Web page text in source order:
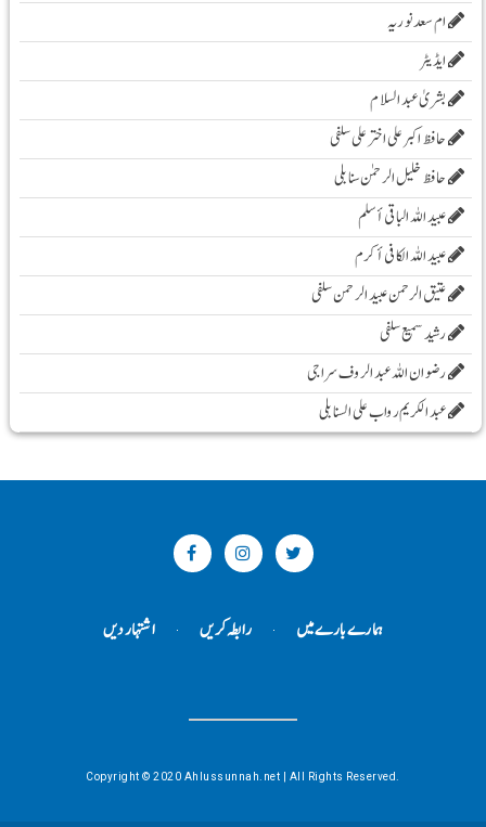
ام سعدنوریہ
ایڈیٹر
بشریٰ عبد السلام
حافظ اکبر علی اخترعلی سلفی
حافظ خلیل الرحمٰن سنابلی
عبید اللہ الباقی أسلم
عبید اللہ الکافی أکرم
عتیق الرحمن عبید الرحمن سلفی
رشید سمیع سلفی
رضوان اللہ عبد الروف سراجی
عبد الکریم رواب علی السنابلی
ہمارے بارے میں رابطہ کریں اشتہار دیں
Copyright © 2020 Ahlussunnah.net | All Rights Reserved.